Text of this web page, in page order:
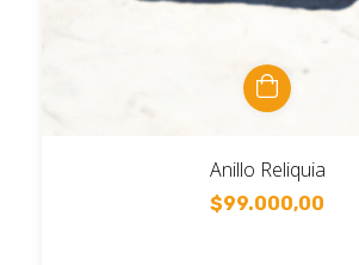
Anillo Reliquia
$99.000,00